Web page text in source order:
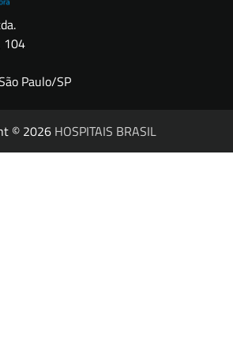
104
Paulo/SP
© 2026 HOSPITAIS BRASIL